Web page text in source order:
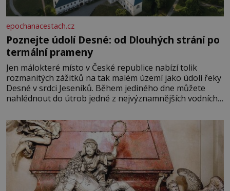
epochanacestach.cz
Poznejte údolí Desné: od Dlouhých strání po
termální prameny
Jen málokteré místo v České republice nabízí tolik
rozmanitých zážitků na tak malém území jako údolí řeky
Desné v srdci Jeseníků. Během jediného dne můžete
nahlédnout do útrob jedné z nejvýznamnějších vodních
se na koloběžce a den zakončit poznáváním památek ve
Velkých Losinách nebo v termálním